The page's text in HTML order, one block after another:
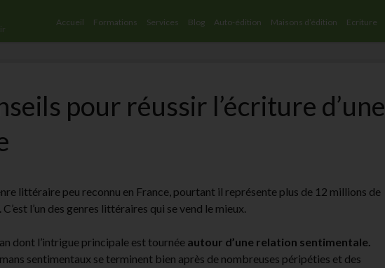
Accueil Formations Services Blog Auto-édition Maisons d’édition Ecriture
pour réussir l’écriture d’une
littéraire peu reconnu en France, pourtant il représente plus de 12 millions de
l’un des genres littéraires qui se vend le mieux.
dont l’intrigue principale est tournée autour d’une relation sentimentale.
sentimentaux se terminent bien après de nombreuses péripéties et des